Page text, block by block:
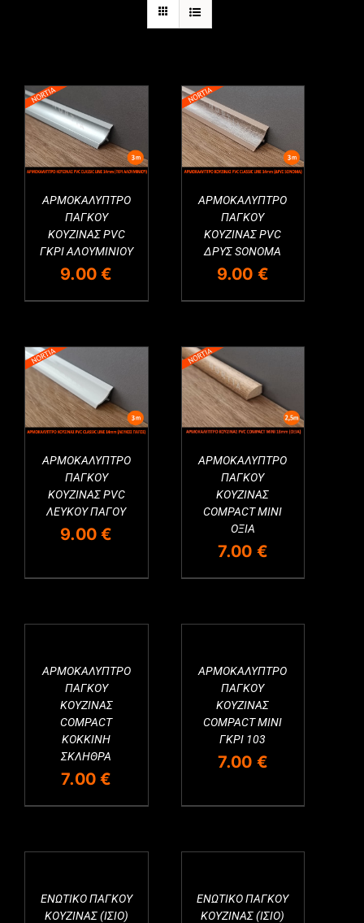
Εξαντλημένο
ΑΡΜΟΚΑΛΥΠΤΡΟ
ΠΑΓΚΟΥ
ΚΟΥΖΙΝΑΣ PVC
ΓΚΡΙ ΑΛΟΥΜΙΝΙΟΥ
9.00€
ΑΡΜΟΚΑΛΥΠΤΡΟ
ΠΑΓΚΟΥ
ΚΟΥΖΙΝΑΣ PVC
ΔΡΥΣ SONOMA
9.00 €
ΑΡΜΟΚΑΛΥΠΤΡΟ
ΠΑΓΚΟΥ
ΚΟΥΖΙΝΑΣ PVC
ΛΕΥΚΟΥ ΠΑΓΟΥ
9.00€
ΑΡΜΟΚΑΛΥΠΤΡΟ
ΠΑΓΚΟΥ
ΚΟΥΖΙΝΑΣ
COMPACT MINI
ΟΞΙΑ
7.00 €
ΑΡΜΟΚΑΛΥΠΤΡΟ
ΠΑΓΚΟΥ
ΚΟΥΖΙΝΑΣ
COMPACT
ΚΟΚΚΙΝΗ
ΣΚΛΗΘΡΑ
7.00€
ΑΡΜΟΚΑΛΥΠΤΡΟ
ΠΑΓΚΟΥ
ΚΟΥΖΙΝΑΣ
COMPACT MINI
ΓΚΡΙ 103
7.00 €
ΕΝΩΤΙΚΟ ΠΑΓΚΟΥ
ΚΟΥΖΙΝΑΣ (ΙΣΙΟ)
ΕΝΩΤΙΚΟ ΠΑΓΚΟΥ
ΚΟΥΖΙΝΑΣ (ΙΣΙΟ)